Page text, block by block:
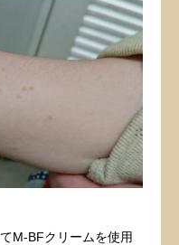
M-BFクリームを使用